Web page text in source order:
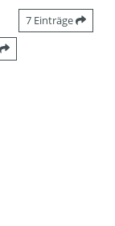
7 Einträge